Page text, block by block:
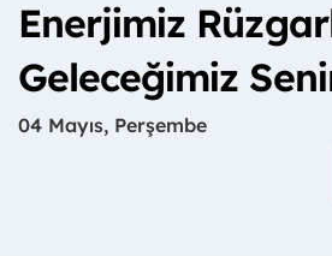
Enerjimiz
Geleceğimiz
04 Mayıs, Perşembe